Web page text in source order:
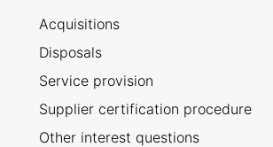
Acquisitions
Disposals
Service provision
Supplier certification procedure
Other interest questions